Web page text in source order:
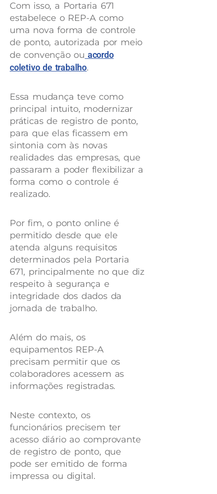
Com isso, a Portaria 671
estabelece o REP-A como
uma nova forma de controle
de ponto, autorizada por meio
de convenção ou acordo
coletivo de trabalho.
Essa mudança teve como
principal intuito, modernizar
práticas de registro de ponto,
para que elas ficassem em
sintonia com às novas
realidades das empresas, que
passaram a poder flexibilizar a
forma como o controle é
realizado.
Por fim, o ponto online é
permitido desde que ele
atenda alguns requisitos
determinados pela Portaria
671, principalmente no que diz
respeito à segurança e
integridade dos dados da
jornada de trabalho.
Além do mais, os
equipamentos REP-A
precisam permitir que os
colaboradores acessem as
informações registradas.
Neste contexto, os
funcionários precisem ter
acesso diário ao comprovante
de registro de ponto, que
pode ser emitido de forma
impressa ou digital.